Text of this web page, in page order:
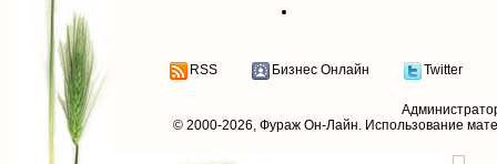
RSS Бизнес Онлайн Twitter
© 2000-2026, Фураж Он-Лайн. Использование